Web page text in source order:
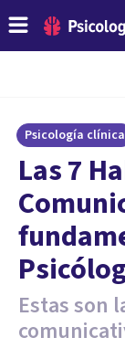
Psicología clínica
Las 7
Estas son